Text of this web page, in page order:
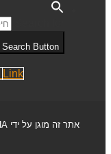
Search Button
Link
אתר זה מוגן על ידי reCAPTCHA ו-Google